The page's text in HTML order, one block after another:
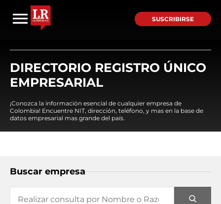
SUSCRIBIRSE
DIRECTORIO REGISTRO ÚNICO
EMPRESARIAL
¡Conozca la información esencial de cualquier empresa de
Colombia! Encuentre NIT, dirección, teléfono, y mas en la base de
datos empresarial mas grande del país.
Buscar empresa